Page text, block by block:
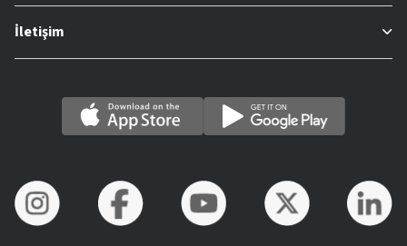
İletişim